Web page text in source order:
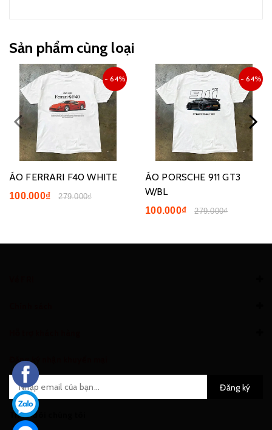
Sản phẩm cùng loại
- 64%
ÁO FERRARI F40 WHITE
100.000₫ 279.000₫
- 64%
ÁO PORSCHE 911 GT3
W/BL
100.000₫ 279.000₫
Đăng ký nhận khuyến mại
Đăng ký
Theo dõi chúng tôi